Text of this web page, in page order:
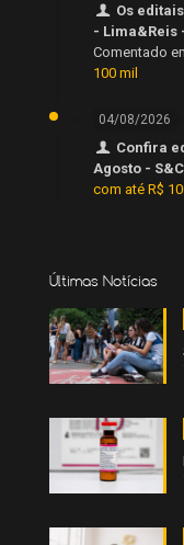
Os
- Lima&Reis
Comentado
100 mil
04/08/2026
Confira
Agosto - S&C
com até R$
Últimas Notícias